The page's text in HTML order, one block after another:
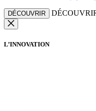
DÉCOUVRIR
L’INNOVATION